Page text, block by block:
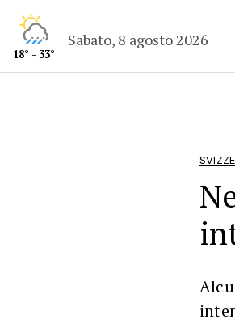
18° - 33°
Sabato, 8 agosto 2026